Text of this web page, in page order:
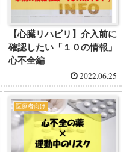
【心臓リハビリ】介入前に
確認したい「１０の情報」
心不全編
2022.06.25
医療者向け